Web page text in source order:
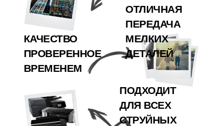
ОТЛИЧНАЯ
ПЕРЕДАЧА
МЕЛКИХ
ДЕТАЛЕЙ
КАЧЕСТВО
ПРОВЕРЕННОЕ
ВРЕМЕНЕМ
ПОДХОДИТ
ДЛЯ ВСЕХ
СТРУЙНЫХ